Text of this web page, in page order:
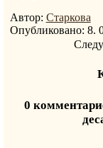
Автор: Старкова
Опубликовано: 8.
0